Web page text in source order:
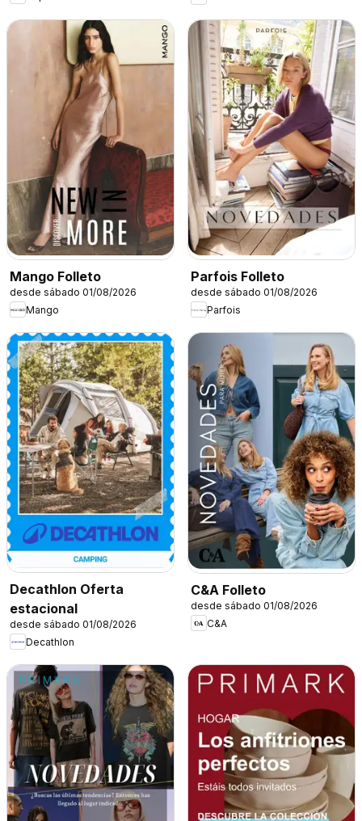
Mango Folleto
desde sábado 01/08/2026
Mango
Parfois Folleto
desde sábado 01/08/2026
Parfois
Decathlon Oferta
estacional
desde sábado 01/08/2026
Decathlon
C&A Folleto
desde sábado 01/08/2026
C&A